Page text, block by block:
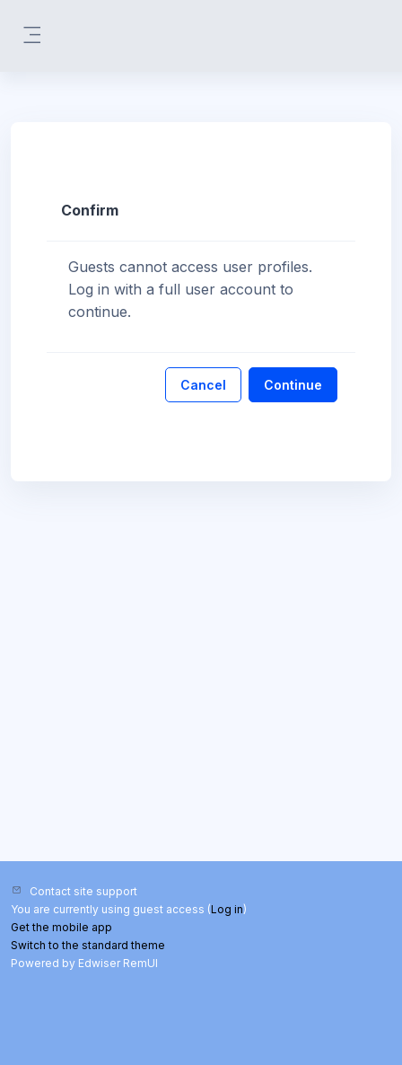
Confirm
Guests cannot access user profiles.
Log in with a full user account to
continue.
Cancel Continue
Contact site support
You are currently using guest access (Log in)
Get the mobile app
Switch to the standard theme
Powered by Edwiser RemUI